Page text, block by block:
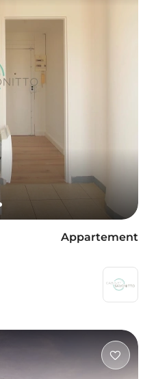
Appartement